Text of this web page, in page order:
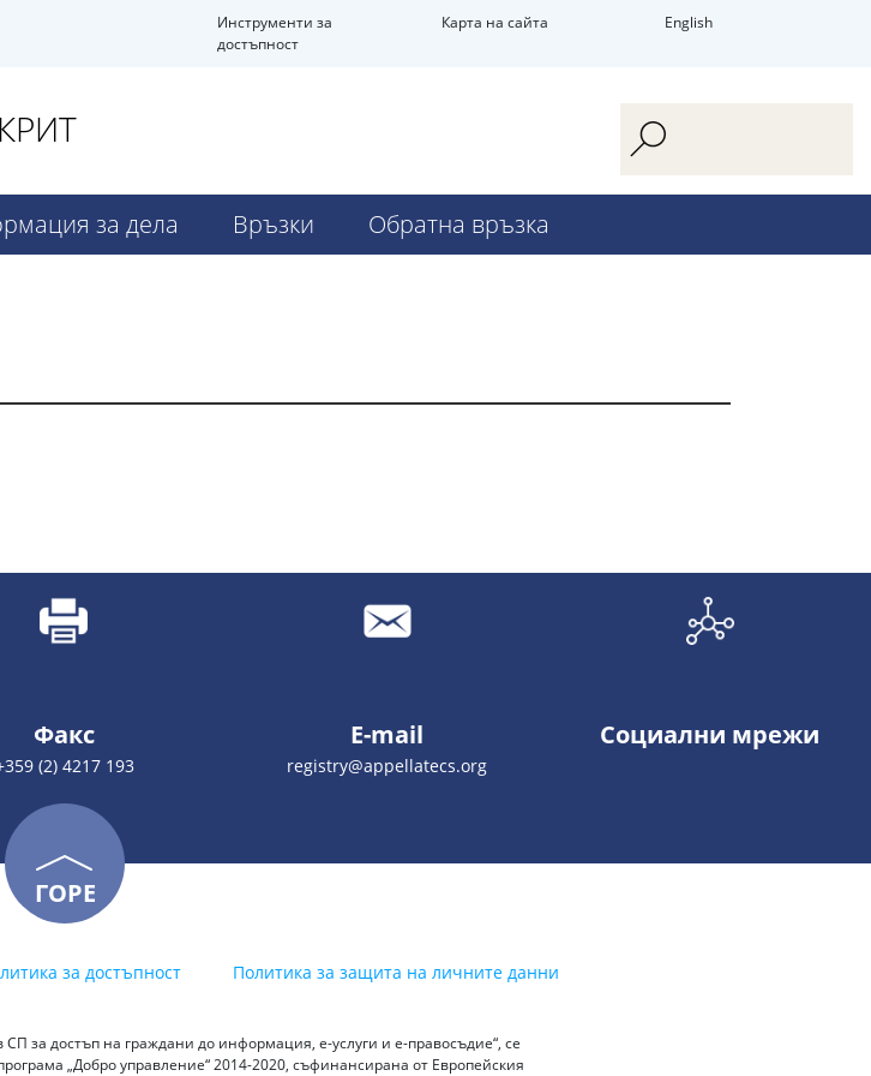
Инструменти за
достъпност
Карта на сайта English
за дела Връзки Обратна връзка
Факс
(2) 4217 193
E-mail
registry@appellatecs.org
Социални мрежи
ГОРЕ
за достъпност Политика за защита на личните данни
за достъп на граждани до информация, е-услуги и е-правосъдие“, се
„Добро управление“ 2014-2020, съфинансирана от Европейския